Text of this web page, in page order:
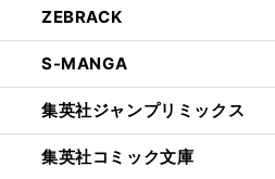
ZEBRACK
S-MANGA
集英社ジャンプリミックス
集英社コミック文庫